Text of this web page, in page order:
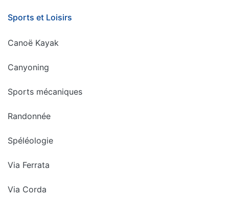
Sports et Loisirs
Canoë Kayak
Canyoning
Sports mécaniques
Randonnée
Spéléologie
Via Ferrata
Via Corda